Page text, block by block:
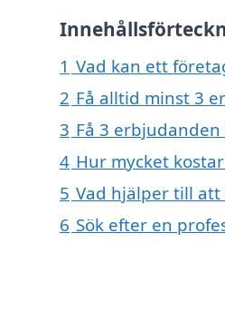
1 Vad kan ett
2 Få alltid minst 3
3 Få 3
4 Hur mycket
5 Vad hjälper till
6 Sök efter en